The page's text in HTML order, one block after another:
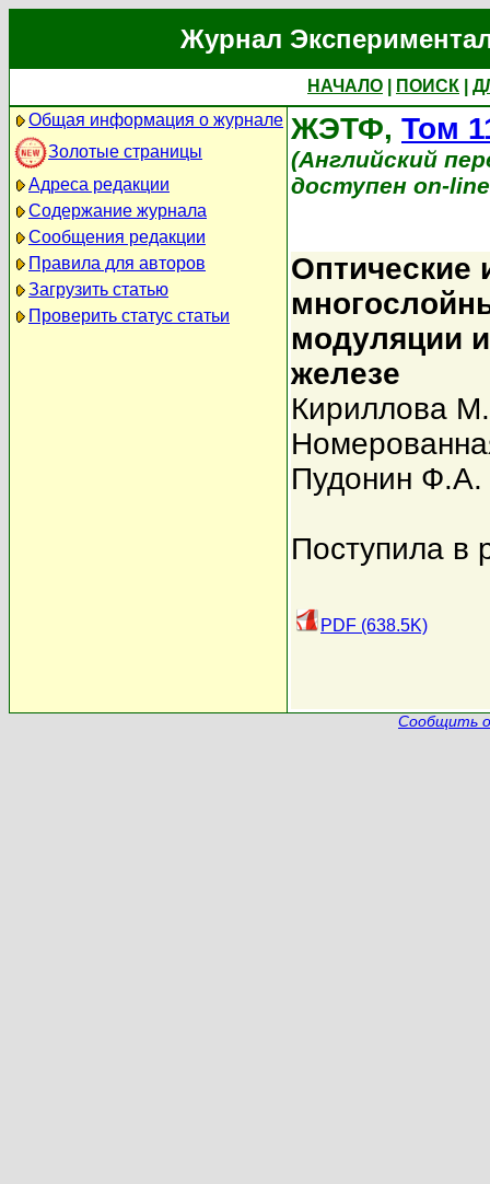
Журнал
НАЧАЛО ПОИСК
Общая информация о журнале
Золотые страницы
Адреса редакции
Содержание журнала
Сообщения редакции
Правила для авторов
Загрузить статью
Проверить статус статьи
ЖЭТФ, Том
(Английский
доступен on-
Оптические
модуляции
железе
Кириллова
Пудонин Ф.А.
Поступила в
PDF (638.5K)
Сообщить о